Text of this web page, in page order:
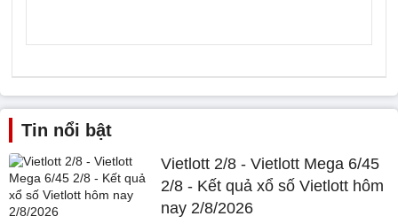
Tin nổi bật
Vietlott 2/8 - Vietlott Mega 6/45
2/8 - Kết quả xổ số Vietlott hôm
nay 2/8/2026